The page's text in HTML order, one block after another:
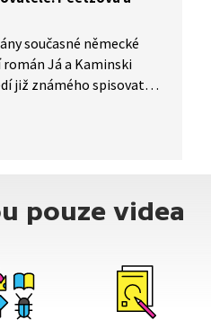
současné německé
Já a Kaminski
již známého spisovatele
publicista Ondřej
pouze videa